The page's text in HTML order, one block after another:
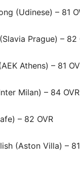
(Udinese) – 81
Prague) – 82
Athens) – 81
Milan) – 84 OVR
– 82 OVR
(Aston Villa) –